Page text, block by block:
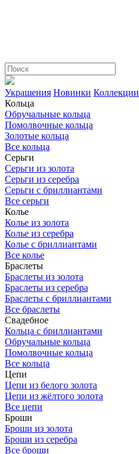
Украшения Новинки Коллекции
Кольца
Обручальные кольца
Помолвочные кольца
Золотые кольца
Все кольца
Серьги
Серьги из золота
Серьги из серебра
Серьги с бриллиантами
Все серьги
Колье
Колье из золота
Колье из серебра
Колье с бриллиантами
Все колье
Браслеты
Браслеты из золота
Браслеты из серебра
Браслеты с бриллиантами
Все браслеты
Свадебное
Кольца с бриллиантами
Обручальные кольца
Помолвочные кольца
Все кольца
Цепи
Цепи из белого золота
Цепи из жёлтого золота
Все цепи
Броши
Броши из золота
Броши из серебра
Все броши